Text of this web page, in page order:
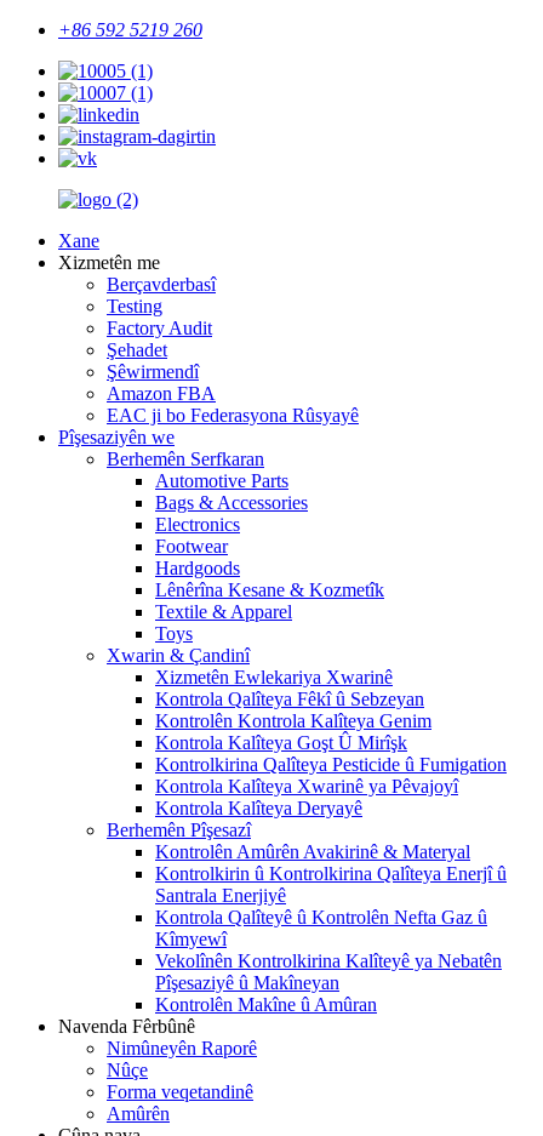
+86 592 5219 260
Xane
Xizmetên me
Berçavderbasî
Testing
Factory Audit
Şehadet
Şêwirmendî
Amazon FBA
EAC ji bo Federasyona Rûsyayê
Pîşesaziyên we
Berhemên Serfkaran
Automotive Parts
Bags & Accessories
Electronics
Footwear
Hardgoods
Lênêrîna Kesane & Kozmetîk
Textile & Apparel
Toys
Xwarin & Çandinî
Xizmetên Ewlekariya Xwarinê
Kontrola Qalîteya Fêkî û Sebzeyan
Kontrolên Kontrola Kalîteya Genim
Kontrola Kalîteya Goşt Û Mirîşk
Kontrolkirina Qalîteya Pesticide û Fumigation
Kontrola Kalîteya Xwarinê ya Pêvajoyî
Kontrola Kalîteya Deryayê
Berhemên Pîşesazî
Kontrolên Amûrên Avakirinê & Materyal
Kontrolkirin û Kontrolkirina Qalîteya Enerjî û
Santrala Enerjiyê
Kontrola Qalîteyê û Kontrolên Nefta Gaz û
Kîmyewî
Vekolînên Kontrolkirina Kalîteyê ya Nebatên
Pîşesaziyê û Makîneyan
Kontrolên Makîne û Amûran
Navenda Fêrbûnê
Nimûneyên Raporê
Nûçe
Forma veqetandinê
Amûrên